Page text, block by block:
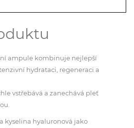
ampule kombinuje nejlepší
hydrataci, regeneraci a
vstřebává a zanechává pleť
kyselina hyaluronová jako